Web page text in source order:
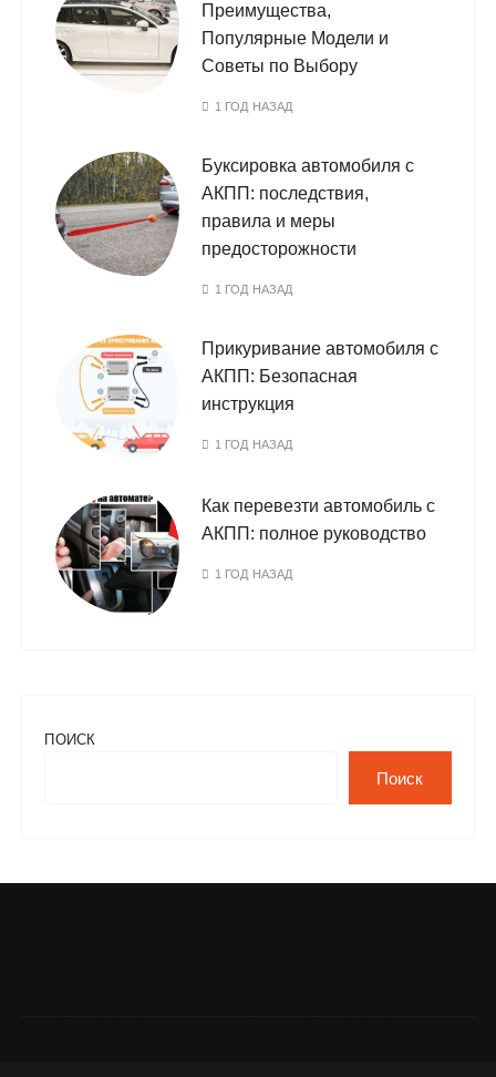
Преимущества,
Популярные Модели и
Советы по Выбору
1 ГОД НАЗАД
Буксировка автомобиля с
АКПП: последствия,
правила и меры
предосторожности
1 ГОД НАЗАД
Прикуривание автомобиля с
АКПП: Безопасная
инструкция
1 ГОД НАЗАД
Как перевезти автомобиль с
АКПП: полное руководство
1 ГОД НАЗАД
ПОИСК
Поиск